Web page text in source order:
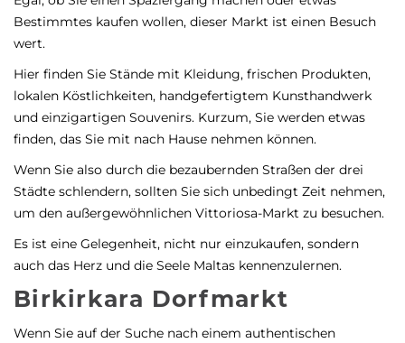
Bestimmtes kaufen wollen, dieser Markt ist einen Besuch
wert.
Hier finden Sie Stände mit Kleidung, frischen Produkten,
lokalen Köstlichkeiten, handgefertigtem Kunsthandwerk
und einzigartigen Souvenirs. Kurzum, Sie werden etwas
finden, das Sie mit nach Hause nehmen können.
Wenn Sie also durch die bezaubernden Straßen der drei
Städte schlendern, sollten Sie sich unbedingt Zeit nehmen,
um den außergewöhnlichen Vittoriosa-Markt zu besuchen.
Es ist eine Gelegenheit, nicht nur einzukaufen, sondern
auch das Herz und die Seele Maltas kennenzulernen.
Birkirkara Dorfmarkt
Wenn Sie auf der Suche nach einem authentischen